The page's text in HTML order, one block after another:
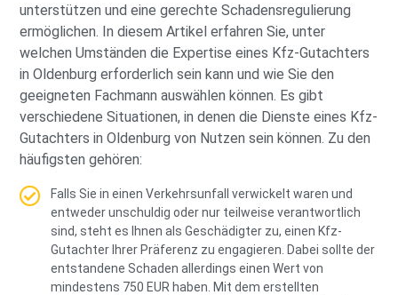
unterstützen und eine gerechte Schadensregulierung
ermöglichen. In diesem Artikel erfahren Sie, unter
welchen Umständen die Expertise eines Kfz-Gutachters
in Oldenburg erforderlich sein kann und wie Sie den
geeigneten Fachmann auswählen können. Es gibt
verschiedene Situationen, in denen die Dienste eines Kfz-
Gutachters in Oldenburg von Nutzen sein können. Zu den
häufigsten gehören:
Falls Sie in einen Verkehrsunfall verwickelt waren und
entweder unschuldig oder nur teilweise verantwortlich
sind, steht es Ihnen als Geschädigter zu, einen Kfz-
Gutachter Ihrer Präferenz zu engagieren. Dabei sollte der
entstandene Schaden allerdings einen Wert von
mindestens 750 EUR haben. Mit dem erstellten